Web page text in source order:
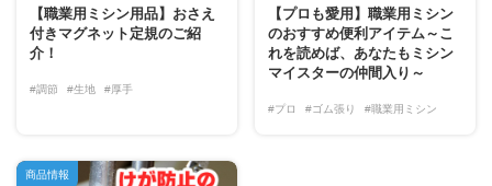
【職業用ミシン用品】おさえ
付きマグネット定規のご紹
介！
#調節 #生地 #厚手
【プロも愛用】職業用ミシン
のおすすめ便利アイテム～こ
れを読めば、あなたもミシン
マイスターの仲間入り～
#プロ #ゴム張り #職業用ミシン
商品情報